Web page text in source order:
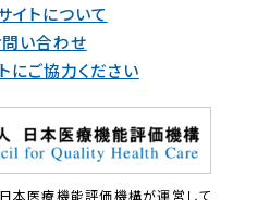
イトについて
い合わせ
にご協力ください
本医療機能評価機構が運営して